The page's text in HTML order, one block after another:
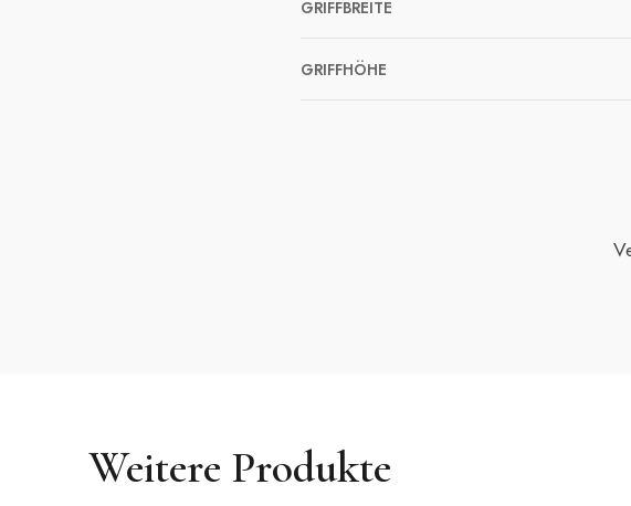
GRIFFBREITE
GRIFFHÖHE
Weitere Produkte